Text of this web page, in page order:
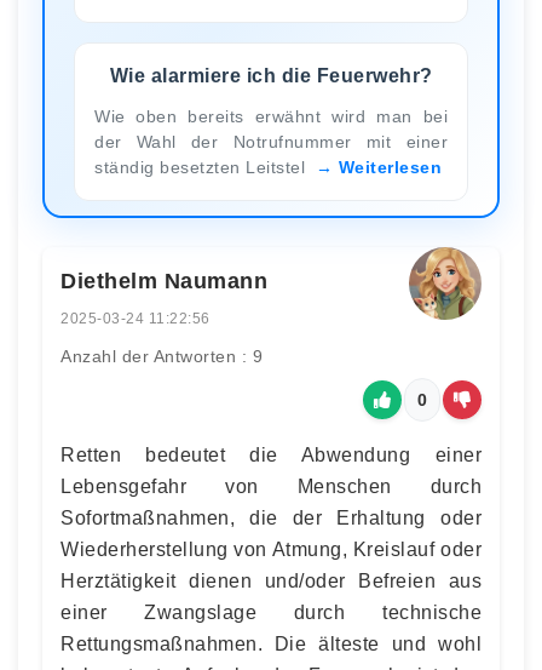
Wie alarmiere ich die Feuerwehr?
Wie oben bereits erwähnt wird man bei
der Wahl der Notrufnummer mit einer
ständig besetzten Leitstel
Weiterlesen
Diethelm Naumann
2025-03-24 11:22:56
Anzahl der Antworten : 9
0
Retten bedeutet die Abwendung einer
Lebensgefahr von Menschen durch
Sofortmaßnahmen, die der Erhaltung oder
Wiederherstellung von Atmung, Kreislauf oder
Herztätigkeit dienen und/oder Befreien aus
einer Zwangslage durch technische
Rettungsmaßnahmen. Die älteste und wohl